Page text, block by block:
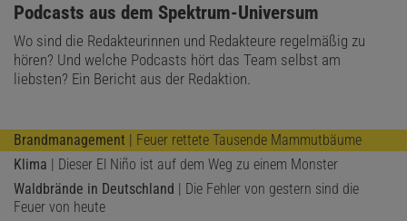
:
Podcasts aus dem Spektrum-Universum
Wo sind die Redakteurinnen und Redakteure regelmäßig zu
hören? Und welche Podcasts hört das Team selbst am
liebsten? Ein Bericht aus der Redaktion.
Brandmanagement | Feuer rettete Tausende Mammutbäume
Klima | Dieser El Niño ist auf dem Weg zu einem Monster
Waldbrände in Deutschland | Die Fehler von gestern sind die
Feuer von heute